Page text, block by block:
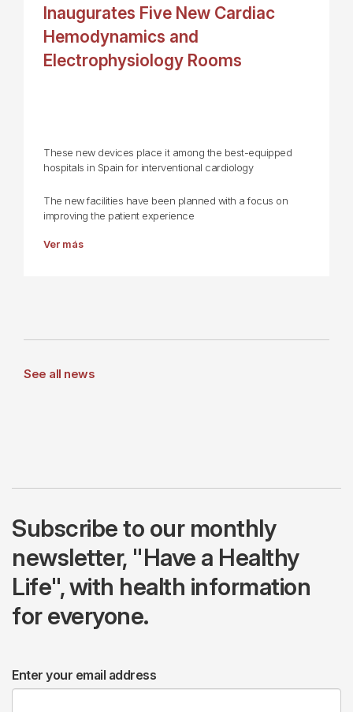
Inaugurates Five New Cardiac
Hemodynamics and
Electrophysiology Rooms
These new devices place it among the best-equipped
hospitals in Spain for interventional cardiology
The new facilities have been planned with a focus on
improving the patient experience
Ver más
See all news
Subscribe to our monthly
newsletter, "Have a Healthy
Life", with health information
for everyone.
Enter your email address